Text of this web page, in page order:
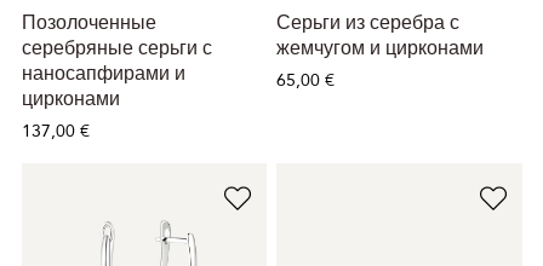
Позолоченные
серебряные серьги с
наносапфирами и
цирконами
137,00 €
Серьги из серебра с
жемчугом и цирконами
65,00 €